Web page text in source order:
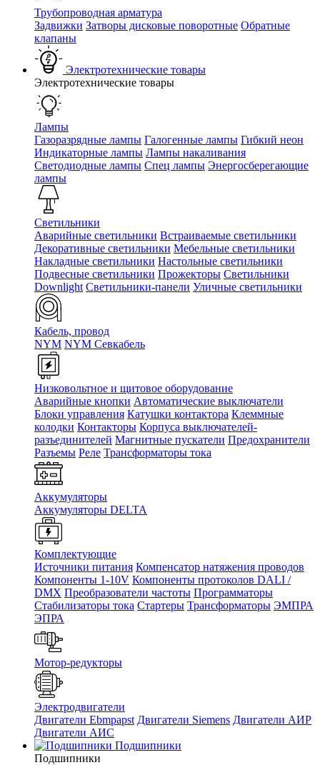
Трубопроводная арматура
Задвижки Затворы дисковые поворотные Обратные
клапаны
Электротехнические товары
Электротехнические товары
Лампы
Газоразрядные лампы Галогенные лампы Гибкий неон
Индикаторные лампы Лампы накаливания
Светодиодные лампы Спец лампы Энергосберегающие
лампы
Светильники
Аварийные светильники Встраиваемые светильники
Декоративные светильники Мебельные светильники
Накладные светильники Настольные светильники
Подвесные светильники Прожекторы Светильники
Downlight Светильники-панели Уличные светильники
Кабель, провод
NYM NYM Севкабель
Низковольтное и щитовое оборудование
Аварийные кнопки Автоматические выключатели
Блоки управления Катушки контактора Клеммные
колодки Контакторы Корпуса выключателей-
разъединителей Магнитные пускатели Предохранители
Разъемы Реле Трансформаторы тока
Аккумуляторы
Аккумуляторы DELTA
Комплектующие
Источники питания Компенсатор натяжения проводов
Компоненты 1-10V Компоненты протоколов DALI /
DMX Преобразователи частоты Программаторы
Стабилизаторы тока Стартеры Трансформаторы ЭМПРА
ЭПРА
Мотор-редукторы
Электродвигатели
Двигатели Ebmpapst Двигатели Siemens Двигатели АИР
Двигатели АИС
Подшипники
Подшипники